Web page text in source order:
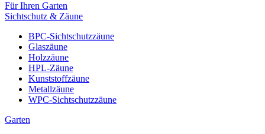
Für Ihren Garten
Sichtschutz & Zäune
BPC-Sichtschutzzäune
Glaszäune
Holzzäune
HPL-Zäune
Kunststoffzäune
Metallzäune
WPC-Sichtschutzzäune
Garten